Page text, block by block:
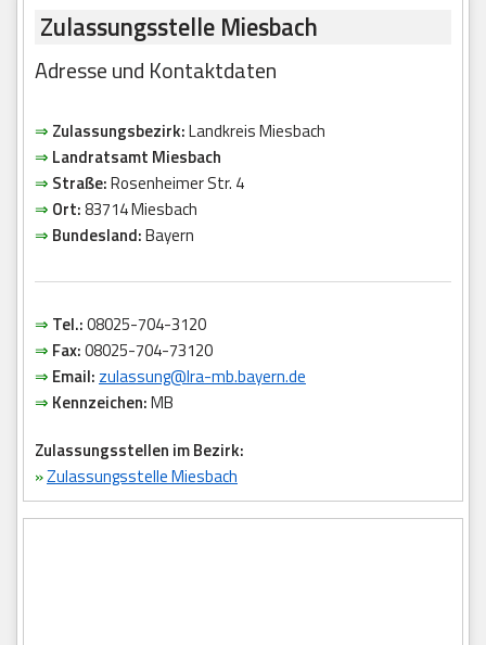
Zulassungsstelle Miesbach
Adresse und Kontaktdaten
⇒ Zulassungsbezirk:Landkreis Miesbach
⇒ Landratsamt Miesbach
⇒ Straße:Rosenheimer Str. 4
⇒ Ort:83714 Miesbach
⇒ Bundesland:Bayern
⇒ Tel.:08025-704-3120
⇒ Fax:08025-704-73120
⇒ Email: zulassung@lra-mb.bayern.de
⇒ Kennzeichen:MB
Zulassungsstellen im Bezirk:
»Zulassungsstelle Miesbach